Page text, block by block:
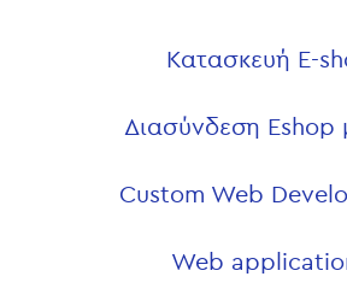
Κατασκευή E-
Διασύνδεση Eshop
Custom Web
Web